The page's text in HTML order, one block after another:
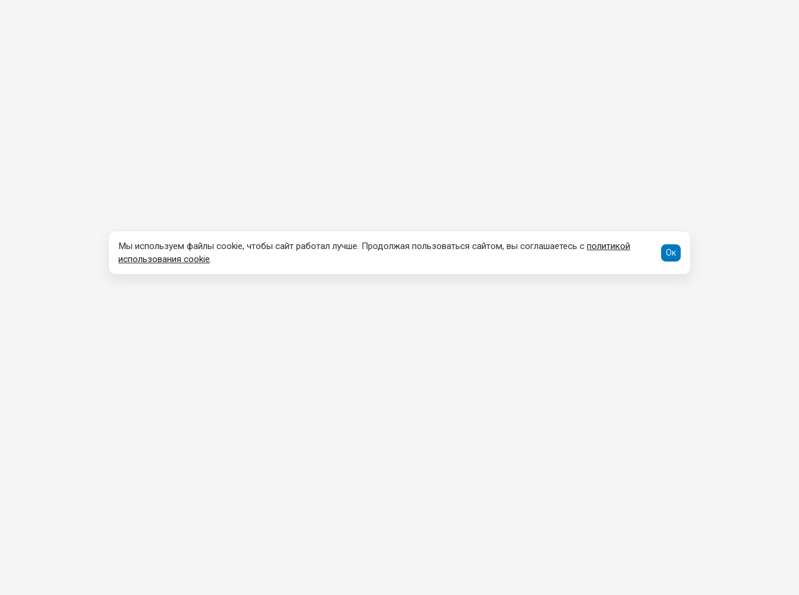
Мы используем файлы cookie, чтобы сайт работал лучше. Продолжая пользоваться сайтом, вы соглашаетесь с политикой
использования cookie.
Ок